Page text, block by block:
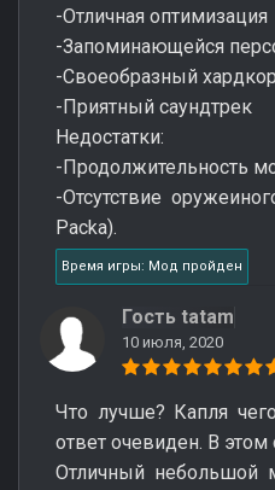
-Отличная оптимизация
-Запоминающейся
-Своеобразный
-Приятный саундтрек
Недостатки:
-Продолжительность
-Отсутствие
Packa).
Время игры: Мод пройден
Гость tatam
10 июля, 2020
Что лучше? Капля
ответ очевиден. В
Отличный небольшой